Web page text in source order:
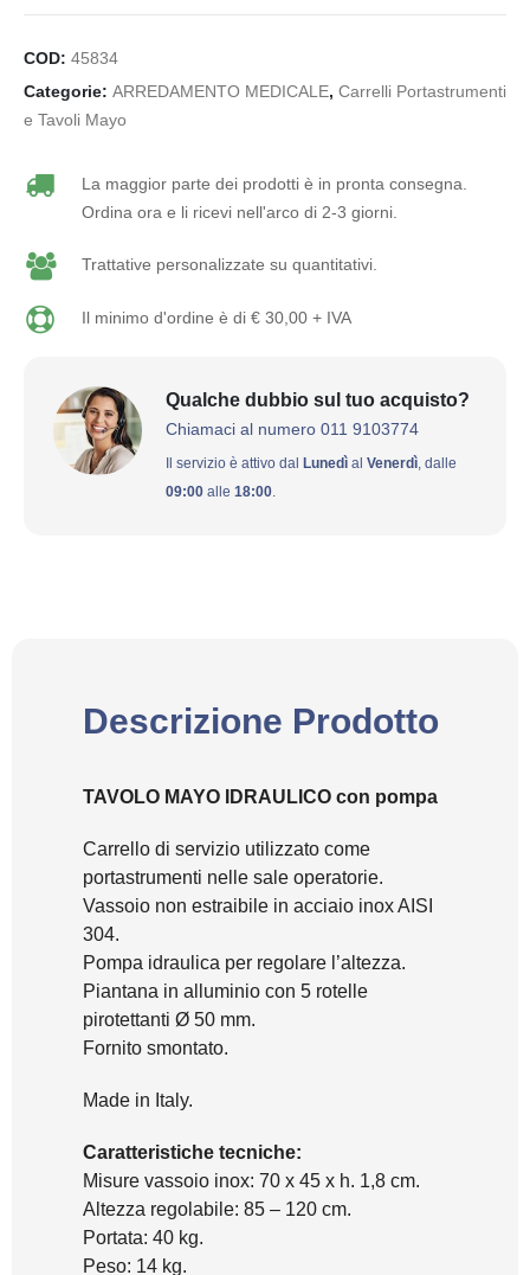
COD: 45834
Categorie: ARREDAMENTO MEDICALE, Carrelli Portastrumenti
e Tavoli Mayo
La maggior parte dei prodotti è in pronta consegna.
Ordina ora e li ricevi nell'arco di 2-3 giorni.
Trattative personalizzate su quantitativi.
Il minimo d'ordine è di € 30,00 + IVA
Qualche dubbio sul tuo acquisto?
Chiamaci al numero 011 9103774
Il servizio è attivo dal Lunedì al Venerdì , dalle
09:00 alle 18:00
Descrizione Prodotto
TAVOLO MAYO IDRAULICO con pompa
Carrello di servizio utilizzato come
portastrumenti nelle sale operatorie.
Vassoio non estraibile in acciaio inox AISI
304.
Pompa idraulica per regolare l’altezza.
Piantana in alluminio con 5 rotelle
pirotettanti Ø 50 mm.
Fornito smontato.
Made in Italy.
Caratteristiche tecniche:
Misure vassoio inox: 70 x 45 x h. 1,8 cm.
Altezza regolabile: 85 – 120 cm.
Portata: 40 kg.
Peso: 14 kg.